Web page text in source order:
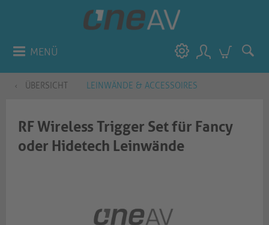
MENÜ
ÜBERSICHT LEINWÄNDE & ACCESSOIRES
RF Wireless Trigger Set für Fancy
oder Hidetech Leinwände